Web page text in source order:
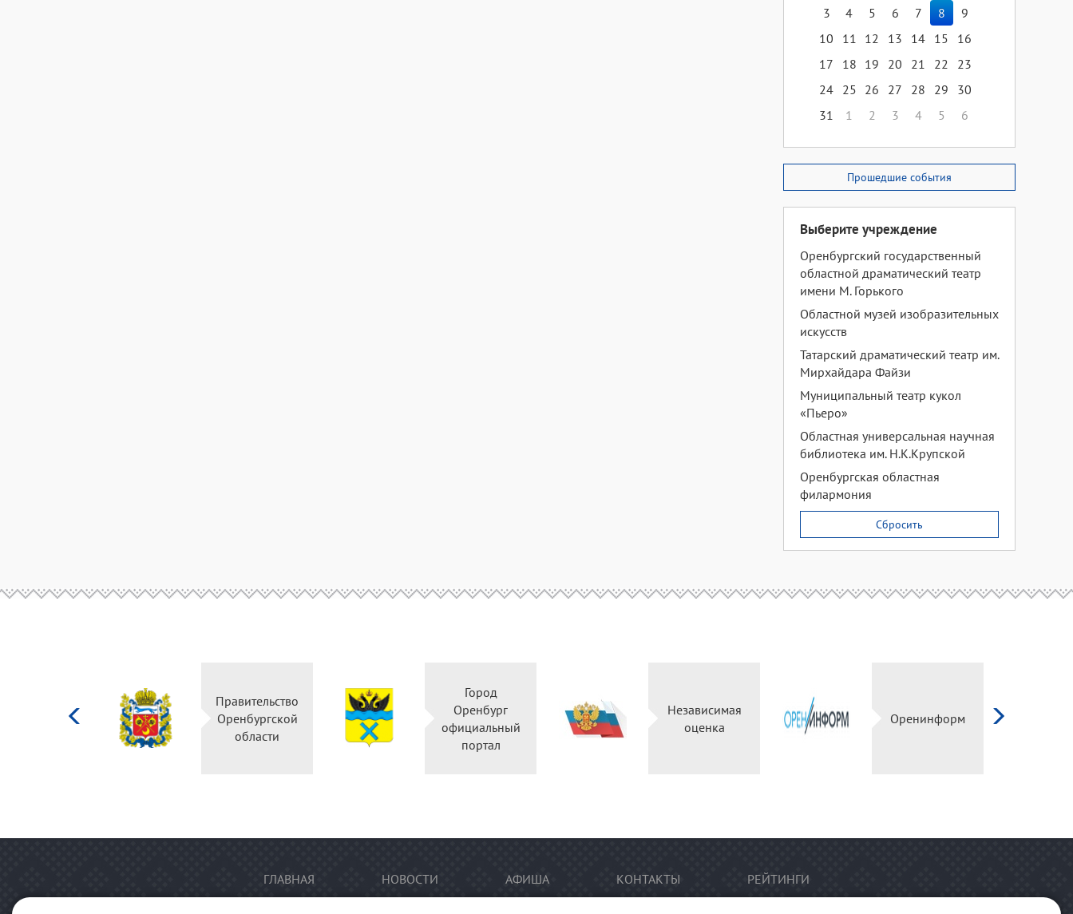
3
4 5 6 7 8
9
10
11 12 13 14 15
16
17
18 19 20 21 22
23
24 25 26 27 28 29
30
31
1 2 3 4 5 6
Прошедшие события
Выберите учреждение
Оренбургский государственный
областной драматический театр
имени М. Горького
Областной музей изобразительных
искусств
Татарский драматический театр им.
Мирхайдара Файзи
Муниципальный театр кукол
«Пьеро»
Областная универсальная научная
библиотека им. Н.К.Крупской
Оренбургская областная
филармония
Сбросить
Правительство
Оренбургской
области
Город
Оренбург
официальный
портал
Независимая
оценка
Оренинформ
ГЛАВНАЯ НОВОСТИ АФИША КОНТАКТЫ РЕЙТИНГИ